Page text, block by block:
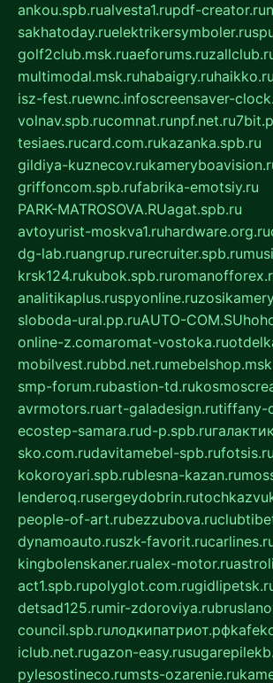
ankou.spb.rualvesta1.rupdf-creator.ru
sakhatoday.ruelektrikersymboler.ru
golf2club.msk.ruaeforums.ru
multimodal.msk.ruhabaigry.ruhaikko.ru
isz-fest.ruewnc.infoscreensaver-
volnav.spb.rucomnat.runpf.net.ru
tesiaes.rucard.com.rukazanka.spb.ru
gildiya-kuznecov.ru
griffoncom.spb.rufabrika-emotsiy.ru
PARK-MATROSOVA.RUagat.spb.ru
avtoyurist-moskva1.ruhardware.org.ru
dg-lab.ruangrup.rurecruiter.spb.ru
krsk124.rukubok.spb.ru
analitikaplus.ruspyonline.ru
sloboda-ural.pp.ruAUTO-COM.SU
online-z.comaromat-vostoka.ru
mobilvest.rubbd.net.ru
smp-forum.rubastion-td.ru
avrmotors.ruart-galadesign.rutiffany-
ecostep-samara.rud-p.spb.ru
sko.com.rudavitamebel-spb.rufotsis.ru
kokoroyari.spb.rublesna-kazan.ru
lenderoq.rusergeydobrin.ru
people-of-art.rubezzubova.ru
dynamoauto.ruszk-favorit.ru
kingbolenskaner.rualex-motor.ru
act1.spb.rupolyglot.com.ru
detsad125.rumir-zdoroviya.ru
council.spb.ruлодкипатриот.рф
iclub.net.rugazon-easy.ru
pylesostineco.rumsts-ozarenie.ru